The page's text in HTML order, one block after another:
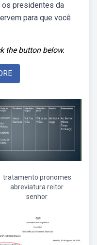
presidentes da
para que você
the button below.
tratamento pronomes
abreviatura reitor
senhor